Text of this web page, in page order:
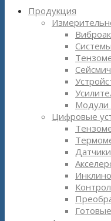
Продукция
Модули
Цифровые